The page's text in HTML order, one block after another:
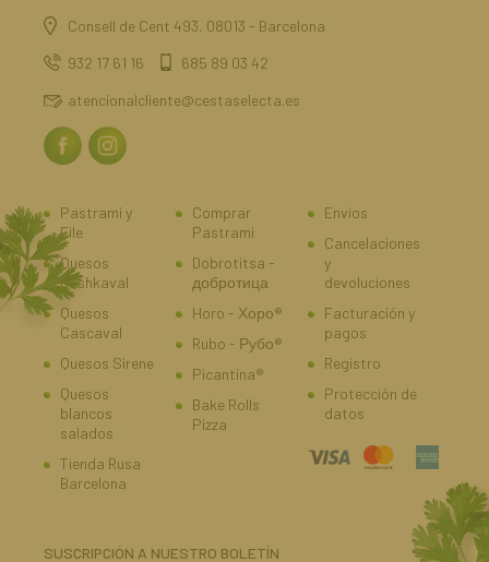
Consell de Cent 493, 08013 - Barcelona
932 17 61 16
685 89 03 42
atencionalcliente@cestaselecta.es
Pastrami y
File
Quesos
Kashkaval
Quesos
Cascaval
Quesos Sirene
Quesos
blancos
salados
Tienda Rusa
Barcelona
Comprar
Pastrami
Dobrotitsa -
добротица
Horo - Хоро®
Rubo - Рубо®
Picantina®
Bake Rolls
Pizza
Envíos
Cancelaciones
y
devoluciones
Facturación y
pagos
Registro
Protección de
datos
SUSCRIPCIÓN A NUESTRO BOLETÍN